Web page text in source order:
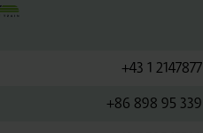
+43 1 2147877
+86 898 95 339